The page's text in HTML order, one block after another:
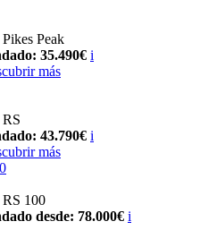
Peak
35.490€ i
más
43.790€ i
más
100
desde: 78.000€ i